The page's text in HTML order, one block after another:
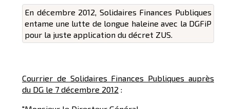
En décembre 2012, Solidaires Finances Publiques
entame une lutte de longue haleine avec la DGFiP
pour la juste application du décret ZUS.
Courrier de Solidaires Finances Publiques auprès
du DG le 7 décembre 2012 :